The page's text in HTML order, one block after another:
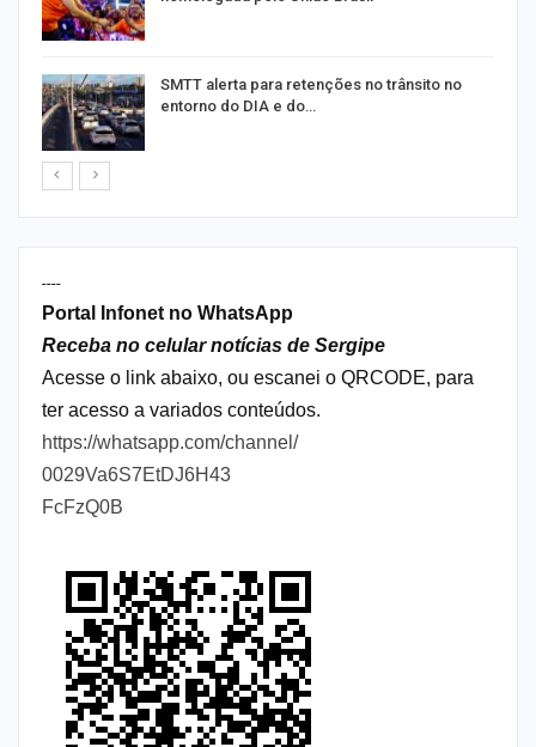
SMTT alerta para retenções no trânsito no
entorno do DIA e do…
----
Portal Infonet no WhatsApp
Receba no celular notícias de Sergipe
Acesse o link abaixo, ou escanei o QRCODE, para
ter acesso a variados conteúdos.
https://whatsapp.com/channel/
0029Va6S7EtDJ6H43
FcFzQ0B